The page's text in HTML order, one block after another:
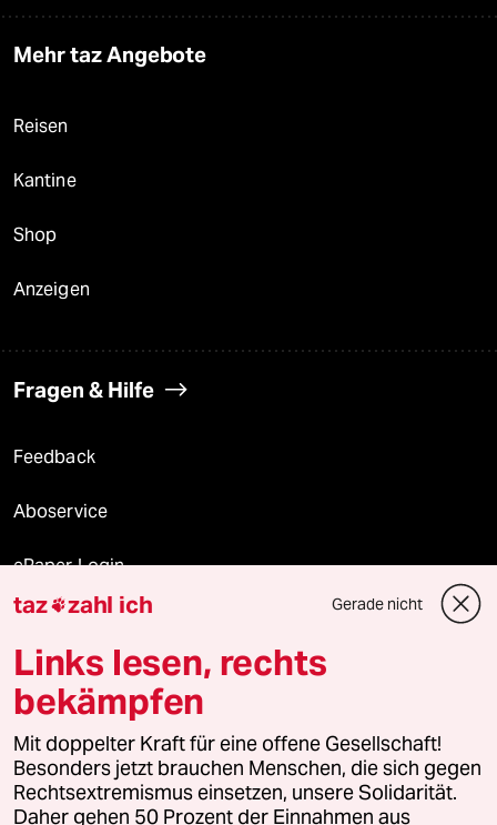
Mehr taz Angebote
Reisen
Kantine
Shop
Anzeigen
Fragen & Hilfe
Feedback
Aboservice
ePaper Login
Downloads für Abonnierende
© 2026 taz Verlags und Vertriebs GmbH
Alle Rechte vorbehalten. Bei rechtlichen Fragen oder für Genehmigungen
wenden Sie sich bitte an
lizenzen@taz.de
taz zahl ich Gerade nicht
Links lesen, rechts
bekämpfen
Mit doppelter Kraft für eine offene Gesellschaft!
Besonders jetzt brauchen Menschen, die sich gegen
Rechtsextremismus einsetzen, unsere Solidarität.
Daher gehen 50 Prozent der Einnahmen aus